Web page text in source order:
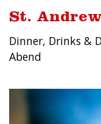
St.
Dinner, Drinks &
Abend